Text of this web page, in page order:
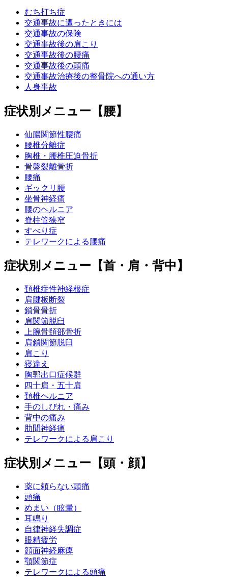
むち打ち症
交通事故に遭ったときには
交通事故の保険
交通事故後の肩こり
交通事故後の腰痛
交通事故後の頭痛
交通事故治療後の整骨院への通い方
人身事故
症状別メニュー【腰】
仙腸関節性腰痛
腰椎分離症
胸椎・腰椎圧迫骨折
骨盤裂離骨折
腰痛
ギックリ腰
坐骨神経痛
腰のヘルニア
脊柱管狭窄
すべり症
テレワークによる腰痛
症状別メニュー【首・肩・背中】
頚椎症性神経根症
肩腱板断裂
鎖骨骨折
肩関節脱臼
上腕骨頚部骨折
肩鎖関節脱臼
肩こり
寝違え
胸郭出口症候群
四十肩・五十肩
頚椎ヘルニア
手のしびれ・痛み
背中の痛み
肋間神経痛
テレワークによる肩こり
症状別メニュー【頭・顔】
薬に頼らない頭痛
頭痛
めまい（眩暈）
耳鳴り
自律神経失調症
眼精疲労
顔面神経麻痺
顎関節症
テレワークによる頭痛